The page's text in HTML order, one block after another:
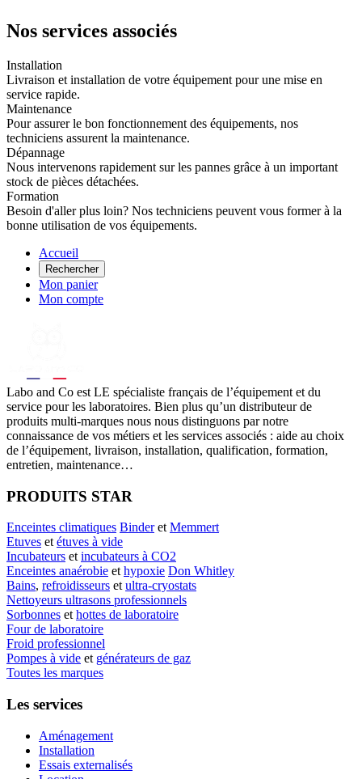
Nos services associés
Installation
Livraison et installation de votre équipement pour une mise en
service rapide.
Maintenance
Pour assurer le bon fonctionnement des équipements, nos
techniciens assurent la maintenance.
Dépannage
Nous intervenons rapidement sur les pannes grâce à un important
stock de pièces détachées.
Formation
Besoin d'aller plus loin? Nos techniciens peuvent vous former à la
bonne utilisation de vos équipements.
Accueil
Rechercher
Mon panier
Mon compte
Labo and Co est LE spécialiste français de l’équipement et du
service pour les laboratoires. Bien plus qu’un distributeur de
produits multi-marques nous nous distinguons par notre
connaissance de vos métiers et les services associés : aide au choix
de l’équipement, livraison, installation, qualification, formation,
entretien, maintenance…
PRODUITS STAR
Enceintes climatiques BinderetMemmert
Etuves etétuves à vide
Incubateurs etincubateurs à CO2
Enceintes anaérobie ethypoxie Don Whitley
Bains, refroidisseurs etultra-cryostats
Nettoyeurs ultrasons professionnels
Sorbonnes ethottes de laboratoire
Four de laboratoire
Froid professionnel
Pompes à vide et générateurs de gaz
Toutes les marques
Les services
Aménagement
Installation
Essais externalisés